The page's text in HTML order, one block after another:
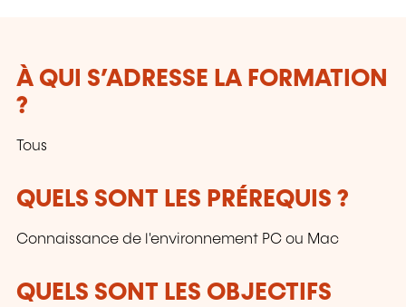
À QUI S’ADRESSE LA FORMATION
?
Tous
QUELS SONT LES PRÉREQUIS ?
Connaissance de l'environnement PC ou Mac
QUELS SONT LES OBJECTIFS